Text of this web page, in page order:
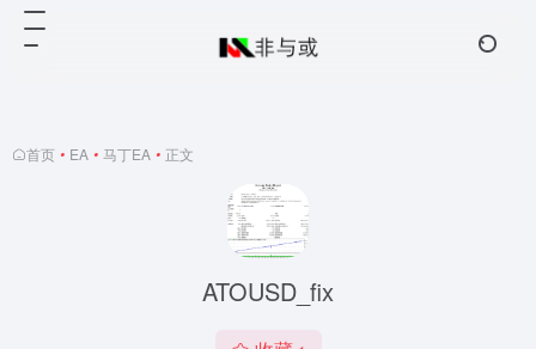
首页 • EA • 马丁EA • 正文
ATOUSD_fix